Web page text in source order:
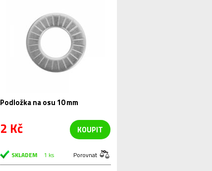
Podložka na osu 10 mm
2 Kč KOUPIT
SKLADEM 1 ks Porovnat